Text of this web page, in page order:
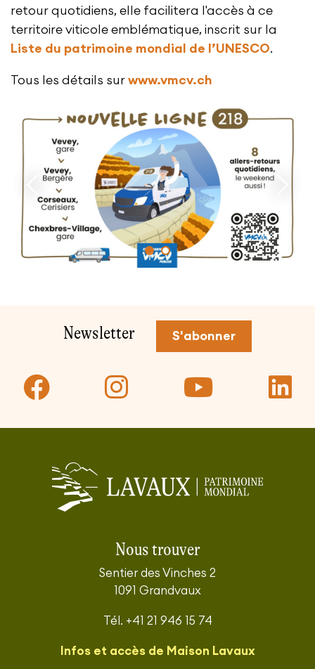
retour quotidiens, elle facilitera l'accès à ce
territoire viticole emblématique, inscrit sur la
Liste du patrimoine mondial de l’UNESCO.
Tous les détails sur www.vmcv.ch
Précédent
Newsletter S'abonner
Nous trouver
Sentier des Vinches 2
1091 Grandvaux
Tél. +41 21 946 15 74
Infos et accès de Maison Lavaux